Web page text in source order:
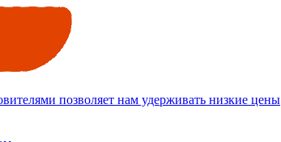
позволяет нам удерживать низкие цены